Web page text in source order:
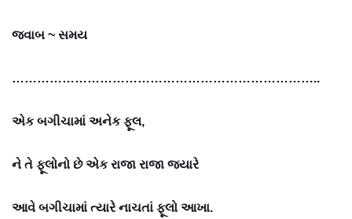
જવાબ ~ સમય
………………………………………………………………..
એક બગીચામાં અનેક ફૂલ,
ને તે ફૂલોનો છે એક રાજા રાજા જ્યારે
આવે બગીચામાં ત્યારે નાચતાં ફૂલો આખા.